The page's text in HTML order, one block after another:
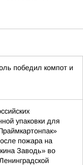
победил компот и
упаковки для
пожара на
Заводь» во